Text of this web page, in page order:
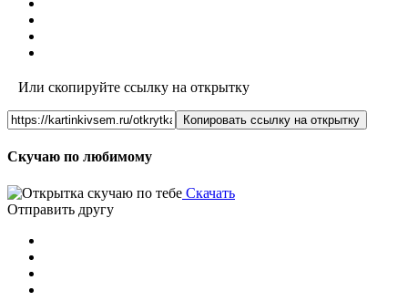
Или скопируйте ссылку на открытку
Копировать ссылку на открытку
Скучаю по любимому
Скачать
Отправить другу